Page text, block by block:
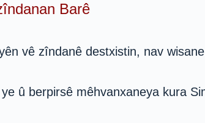
Barê
vê zîndanê destxistin, nav
û berpirsê mêhvanxaneya kura